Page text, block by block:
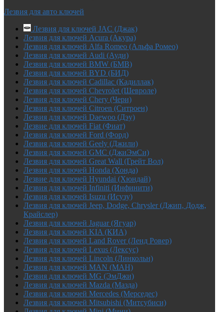
Лезвия для авто ключей
Лезвия для ключей JAC (Джак)
Лезвия для ключей Acura (Акура)
Лезвия для ключей Alfa Romeo (Альфа Ромео)
Лезвия для ключей Audi (Ауди)
Лезвия для ключей BMW (БМВ)
Лезвия для ключей BYD (БИД)
Лезвия для ключей Cadillac (Кадиллак)
Лезвия для ключей Chevrolet (Шевроле)
Лезвия для ключей Chery (Чери)
Лезвия для ключей Citroen (Ситроен)
Лезвия для ключей Daewoo (Дэу)
Лезвие для ключей Fiat (Фиат)
Лезвия для ключей Ford (Форд)
Лезвия для ключей Geely (Джили)
Лезвия для ключей GMC (ДжиЭмСи)
Лезвия для ключей Great Wall (Грейт Вол)
Лезвия для ключей Honda (Хонда)
Лезвие для ключей Hyundai (Хюндай)
Лезвия для ключей Infiniti (Инфинити)
Лезвия для ключей Isuzu (Исузу)
Лезвия для ключей Jeep, Dodge, Chrysler (Джип, Додж,
Крайслер)
Лезвия для ключей Jaguar (Ягуар)
Лезвия для ключей KIA (КИА)
Лезвия для ключей Land Rover (Ленд Ровер)
Лезвия для ключей Lexus (Лексус)
Лезвия для ключей Lincoln (Линкольн)
Лезвия для ключей MAN (МАН)
Лезвия для ключей MG (ЭмДжи)
Лезвия для ключей Mazda (Мазда)
Лезвия для ключей Mercedes (Мерседес)
Лезвия для ключей Mitsubishi (Митсубиси)